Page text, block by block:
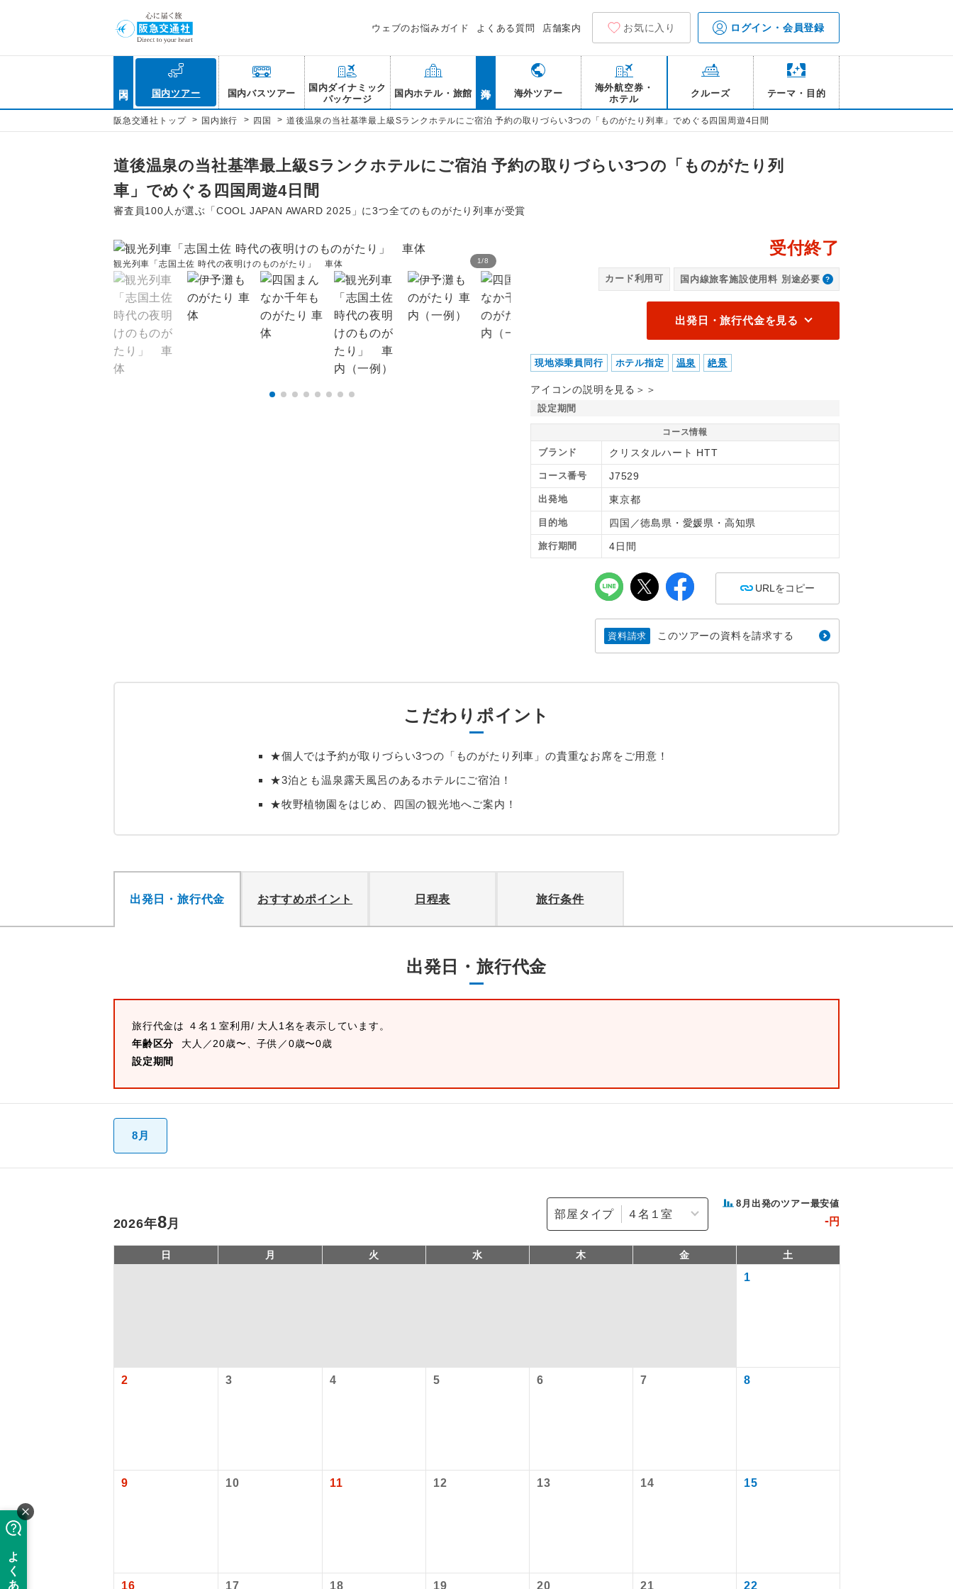
ウェブのお悩みガイド よくある質問 店舗案内 お気に入り ログイン・会員登録
国内ツアー 国内バスツアー
国内ダイナミック
パッケージ
国内ホテル・旅館 海外ツアー
海外航空券・
ホテル
クルーズ テーマ・目的
阪急交通社トップ > 国内旅行 > 四国 > 道後温泉の当社基準最上級Sランクホテルにご宿泊 予約の取りづらい3つの「ものがたり列車」でめぐる四国周遊4日間
道後温泉の当社基準最上級Sランクホテルにご宿泊 予約の取りづらい3つの「ものがたり列
車」でめぐる四国周遊4日間
審査員100人が選ぶ「COOL JAPAN AWARD 2025」に3つ全てのものがたり列車が受賞
1/8
観光列車「志国土佐 時代の夜明けのものがたり」 車体
受付終了
カード利用可 国内線旅客施設使用料 別途必要
出発日・旅行代金を見る
現地添乗員同行 ホテル指定 温泉 絶景
アイコンの説明を見る＞＞
設定期間
コース情報
ブランド クリスタルハート HTT
コース番号 J7529
出発地 東京都
目的地 四国／徳島県・愛媛県・高知県
旅行期間 4日間
URLをコピー
資料請求 このツアーの資料を請求する
こだわりポイント
★個人では予約が取りづらい3つの「ものがたり列車」の貴重なお席をご用意！
★3泊とも温泉露天風呂のあるホテルにご宿泊！
★牧野植物園をはじめ、四国の観光地へご案内！
出発日・旅行代金 おすすめポイント 日程表 旅行条件
出発日・旅行代金
旅行代金は ４名１室利用/ 大人1名を表示しています。
年齢区分
大人／20歳〜、子供／0歳〜0歳
設定期間
8月
部屋タイプ
8 月出発のツアー最安値
-円
2026年8月
日 月 火 水 木 金 土
1
2 3 4 5 6 7 8
9 10 11 12 13 14 15
16 17 18 19 20 21 22
往路出発空港（駅）から復路到着空港（駅）まで同行しま
バスガイド乗務 バスガイドが乗務し、車内での観光案内があります。